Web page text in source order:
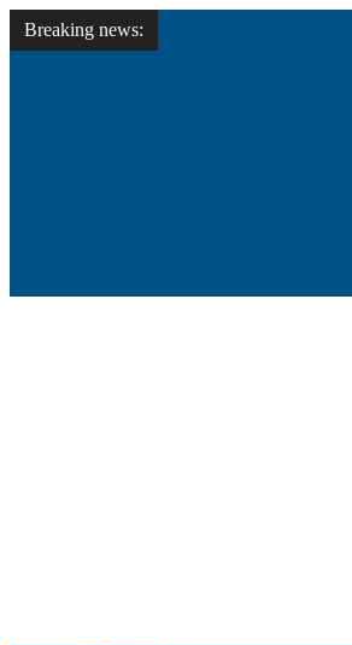
Breaking news: